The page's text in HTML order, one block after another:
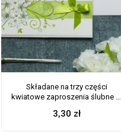
Składane na trzy części
kwiatowe zaproszenia ślubne w
jasne kwiaty, pistacjowa
3,30 zł